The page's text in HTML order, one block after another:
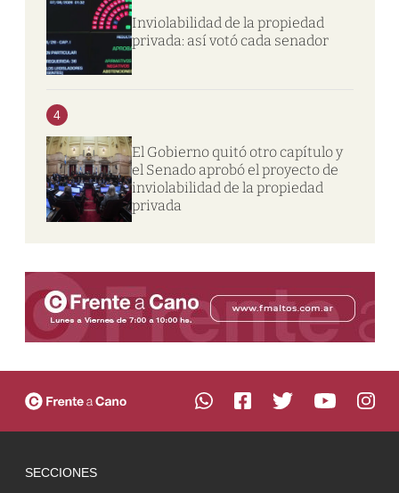
Inviolabilidad de la propiedad
privada: así votó cada senador
4
El Gobierno quitó otro capítulo y
el Senado aprobó el proyecto de
inviolabilidad de la propiedad
privada
SECCIONES